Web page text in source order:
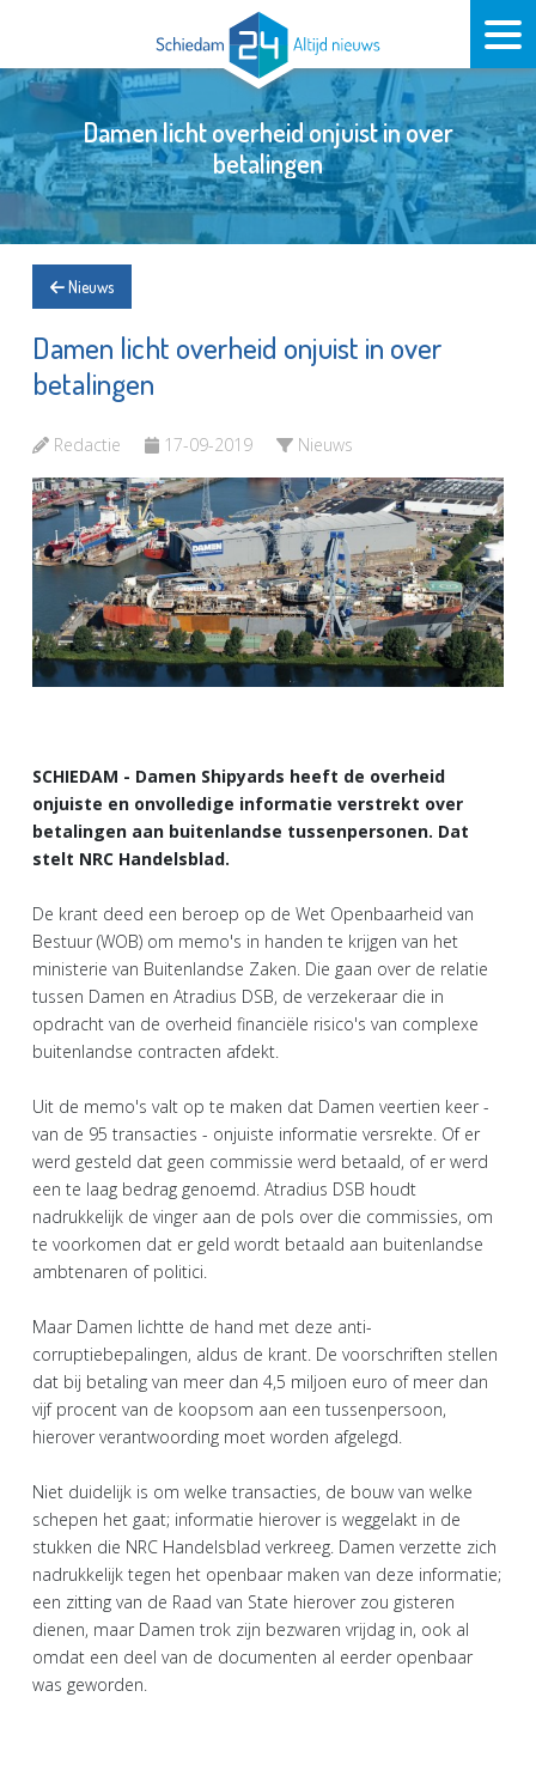
Damen licht overheid onjuist in over
betalingen
Nieuws
Damen licht overheid onjuist in over
betalingen
Redactie 17-09-2019 Nieuws
SCHIEDAM - Damen Shipyards heeft de overheid
onjuiste en onvolledige informatie verstrekt over
betalingen aan buitenlandse tussenpersonen. Dat
stelt NRC Handelsblad.
De krant deed een beroep op de Wet Openbaarheid van
Bestuur (WOB) om memo's in handen te krijgen van het
ministerie van Buitenlandse Zaken. Die gaan over de relatie
tussen Damen en Atradius DSB, de verzekeraar die in
opdracht van de overheid financiële risico's van complexe
buitenlandse contracten afdekt.
Uit de memo's valt op te maken dat Damen veertien keer -
van de 95 transacties - onjuiste informatie versrekte. Of er
werd gesteld dat geen commissie werd betaald, of er werd
een te laag bedrag genoemd. Atradius DSB houdt
nadrukkelijk de vinger aan de pols over die commissies, om
te voorkomen dat er geld wordt betaald aan buitenlandse
ambtenaren of politici.
Maar Damen lichtte de hand met deze anti-
corruptiebepalingen, aldus de krant. De voorschriften stellen
dat bij betaling van meer dan 4,5 miljoen euro of meer dan
vijf procent van de koopsom aan een tussenpersoon,
hierover verantwoording moet worden afgelegd.
Niet duidelijk is om welke transacties, de bouw van welke
schepen het gaat; informatie hierover is weggelakt in de
stukken die NRC Handelsblad verkreeg. Damen verzette zich
nadrukkelijk tegen het openbaar maken van deze informatie;
een zitting van de Raad van State hierover zou gisteren
dienen, maar Damen trok zijn bezwaren vrijdag in, ook al
omdat een deel van de documenten al eerder openbaar
was geworden.